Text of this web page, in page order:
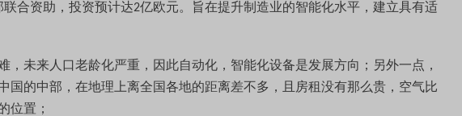
合资助，投资预计达2亿欧元。旨在提升制造业的智能化水平，建立具有适
未来人口老龄化严重，因此自动化，智能化设备是发展方向；另外一点，
的中部，在地理上离全国各地的距离差不多，且房租没有那么贵，空气比
位置；